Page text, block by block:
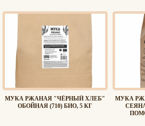
МУКА РЖАНАЯ "ЧЁРНЫЙ ХЛЕБ"
ОБОЙНАЯ (710) БИО, 5 КГ
МУКА